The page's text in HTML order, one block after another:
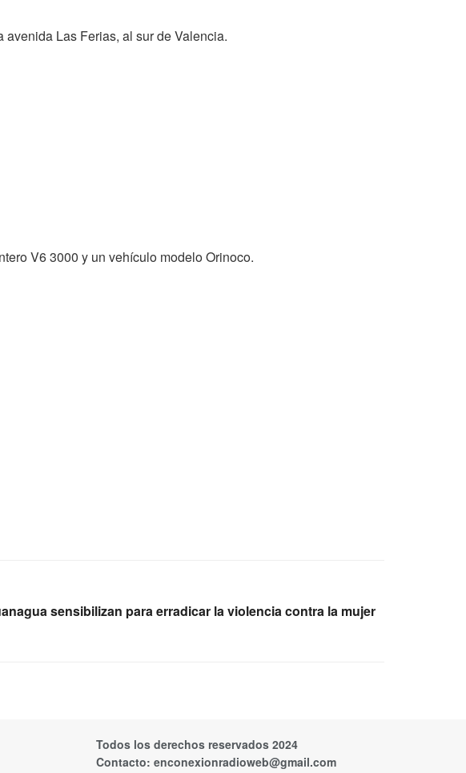
Las Ferias, al sur de Valencia.
V6 3000 y un vehículo modelo Orinoco.
sensibilizan para erradicar la violencia contra la mujer
Todos los derechos reservados 2024
Contacto: enconexionradioweb@gmail.com